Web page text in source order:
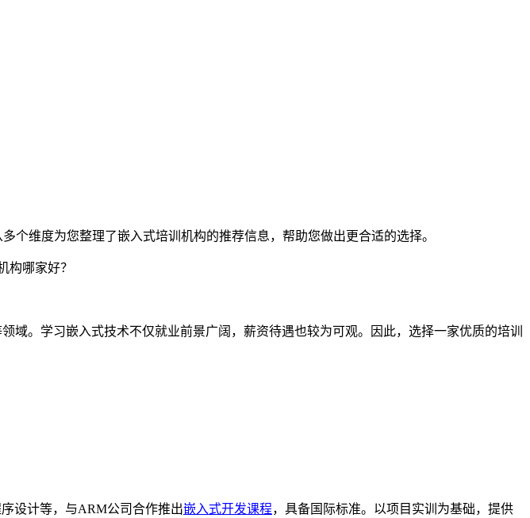
个维度为您整理了嵌入式培训机构的推荐信息，帮助您做出更合适的选择。
。学习嵌入式技术不仅就业前景广阔，薪资待遇也较为可观。因此，选择一家优质的培训
设计等，与ARM公司合作推出嵌入式开发课程，具备国际标准。以项目实训为基础，提供